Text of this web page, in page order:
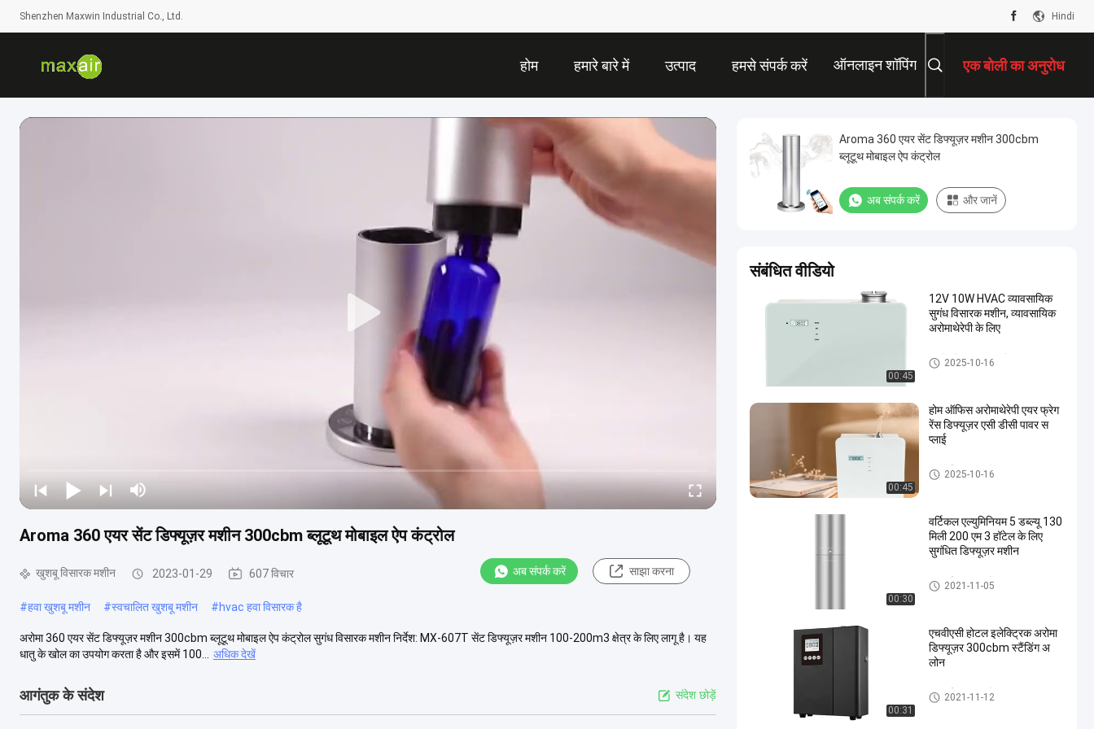
Shenzhen Maxwin Industrial Co., Ltd. Hindi
होम हमारे बारे में उत्पाद हमसे संपर्क करें ऑनलाइन शॉपिंग एक बोली का अनुरोध
Aroma 360 एयर सेंट डिफ्यूज़र मशीन 300cbm ब्लूटूथ मोबाइल ऐप कंट्रोल
खुशबू विसारक मशीन 2023-01-29 607 विचार अब संपर्क करें साझा करना
#हवा खुशबू मशीन #स्वचालित खुशबू मशीन #hvac हवा विसारक है
अरोमा 360 एयर सेंट डिफ्यूज़र मशीन 300cbm ब्लूटूथ मोबाइल ऐप कंट्रोल सुगंध विसारक मशीन निर्देश: MX-607T सेंट डिफ्यूज़र मशीन 100-200m3 क्षेत्र के लिए लागू है। यह
धातु के खोल का उपयोग करता है और इसमें 100...
अधिक देखें
आगंतुक के संदेश संदेश छोड़ें
Aroma 360 एयर सेंट डिफ्यूज़र मशीन 300cbm
ब्लूटूथ मोबाइल ऐप कंट्रोल
अब संपर्क करें और जानें
संबंधित वीडियो
00:45
12V 10W HVAC व्यावसायिक
सुगंध विसारक मशीन, व्यावसायिक
अरोमाथेरेपी के लिए
एचवीएसी खुशबू प्रणाली
2025-10-16
00:45
होम ऑफिस अरोमाथेरेपी एयर फ्रेग
रेंस डिफ्यूज़र एसी डीसी पावर स
प्लाई
खुशबू विसारक मशीन
2025-10-16
00:30
वर्टिकल एल्युमिनियम 5 डब्ल्यू 130
मिली 200 एम 3 हॉटेल के लिए
सुगंधित डिफ्यूज़र मशीन
खुशबू विसारक मशीन
2021-11-05
00:31
एचवीएसी होटल इलेक्ट्रिक अरोमा
डिफ्यूज़र 300cbm स्टैंडिंग अ
लोन
खुशबू विसारक मशीन
2021-11-12